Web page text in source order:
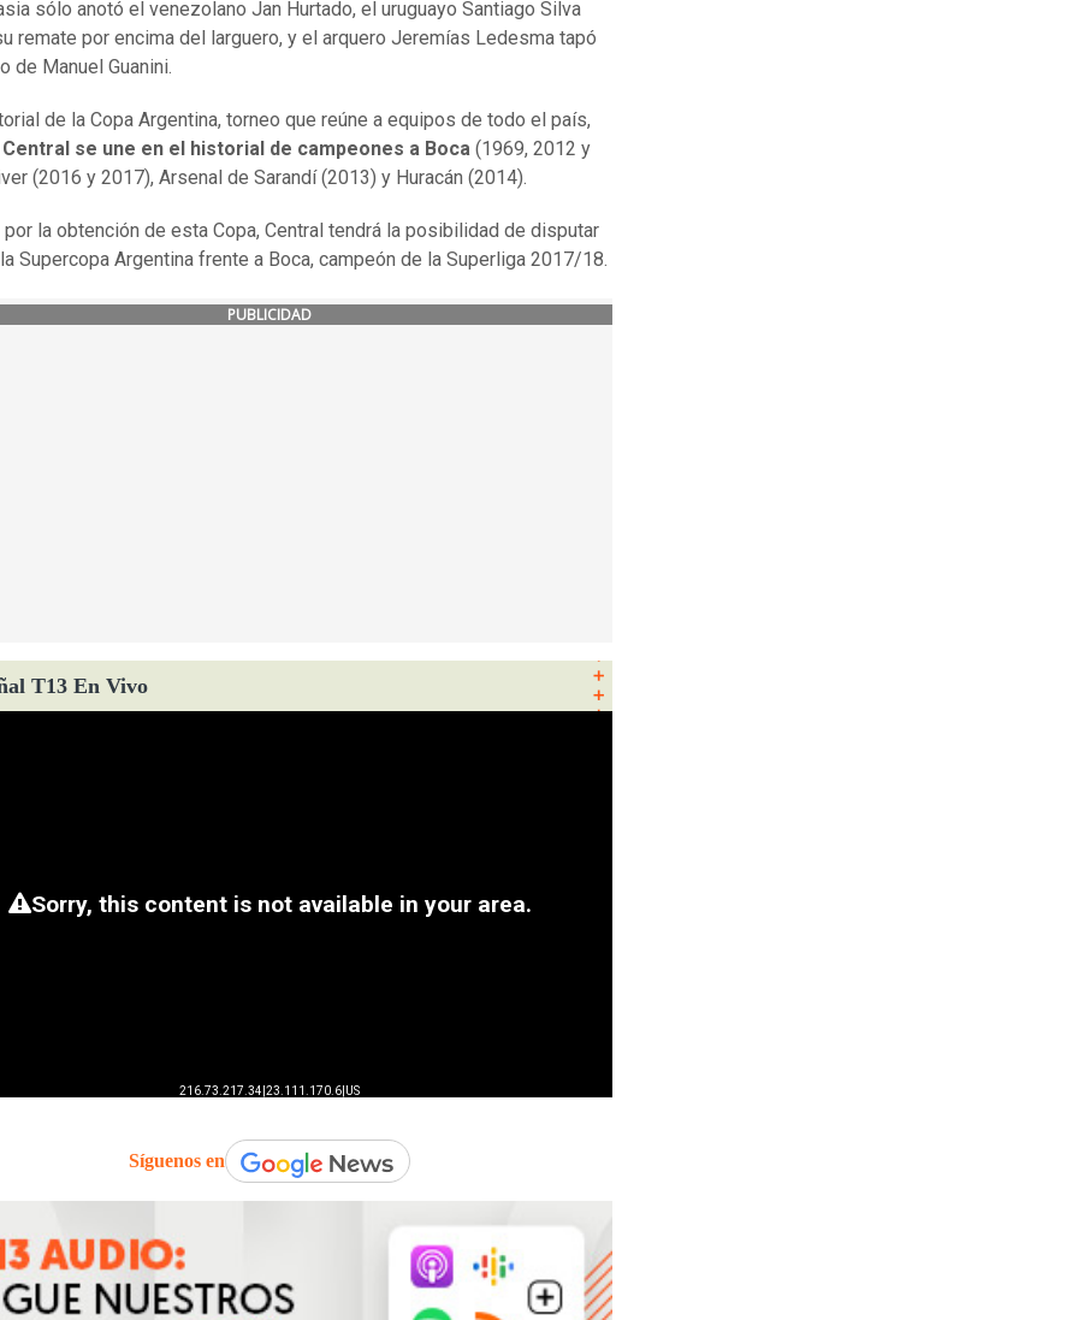
sólo anotó el venezolano Jan Hurtado, el uruguayo Santiago Silva
remate por encima del larguero, y el arquero Jeremías Ledesma tapó
de Manuel Guanini.
de la Copa Argentina, torneo que reúne a equipos de todo el país,
se une en el historial de campeones a Boca (1969, 2012 y
(2016 y 2017), Arsenal de Sarandí (2013) y Huracán (2014).
por la obtención de esta Copa, Central tendrá la posibilidad de disputar
Supercopa Argentina frente a Boca, campeón de la Superliga 2017/18.
PUBLICIDAD
T13 En Vivo
Síguenos en